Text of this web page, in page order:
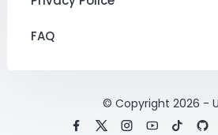
FAQ
© Copyright2026 -